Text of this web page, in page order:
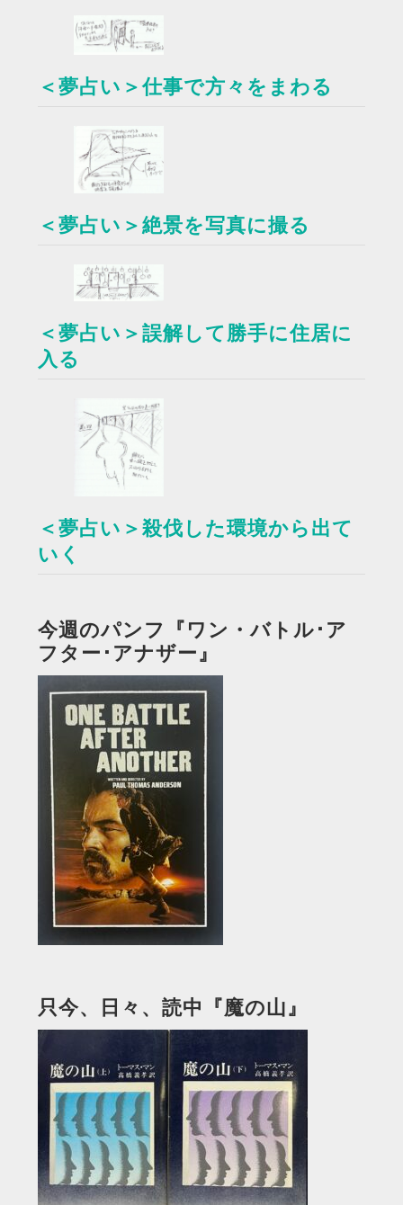
＜夢占い＞仕事で方々をまわる
＜夢占い＞絶景を写真に撮る
＜夢占い＞誤解して勝手に住居に
入る
＜夢占い＞殺伐した環境から出て
いく
今週のパンフ『ワン・バトル･ア
フター･アナザー』
只今、日々、読中『魔の山』